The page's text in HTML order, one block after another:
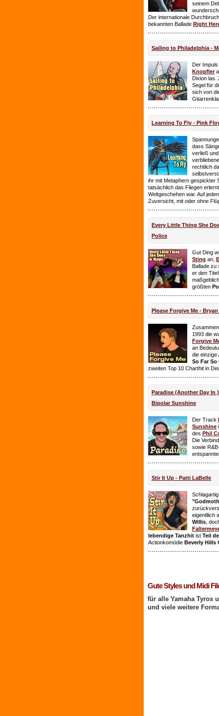
seinem
Der internationale
bekannten Ballade Right
Sailing to Philadelphia -
Der
Knopfler
Dixion las.
Segel für
sich von
Learning To Fly - Pink
dass
verließ
rechtlich
ihr mit Metaphern gespickter
tatsächlich das Fliegen
Weltgeschehen war. Auf
Zuversicht, mit oder ohne
Every Little Thing She
Police
Gut Ding
Sting an,
Ballade zu
er den
größten
Please Forgive Me -
1993 die
Forgive
an
die einzige
So Far So
zweiten Top 10 Charthit in
Paradise (Another Day In
Bipolar Sunshine
Der Track
Sunshine
des Phil
Die
sowie
Stir It Up - Patti LaBelle
eigentllich
Willis ,
lebendige Tanzhit ist Teil
Actionkomödie Beverly Hills
Gute Styles und Midi
für alle Yamaha Tyros
und viele weitere